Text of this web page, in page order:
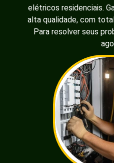
elétricos residenciais.
alta qualidade, com
Para resolver seus